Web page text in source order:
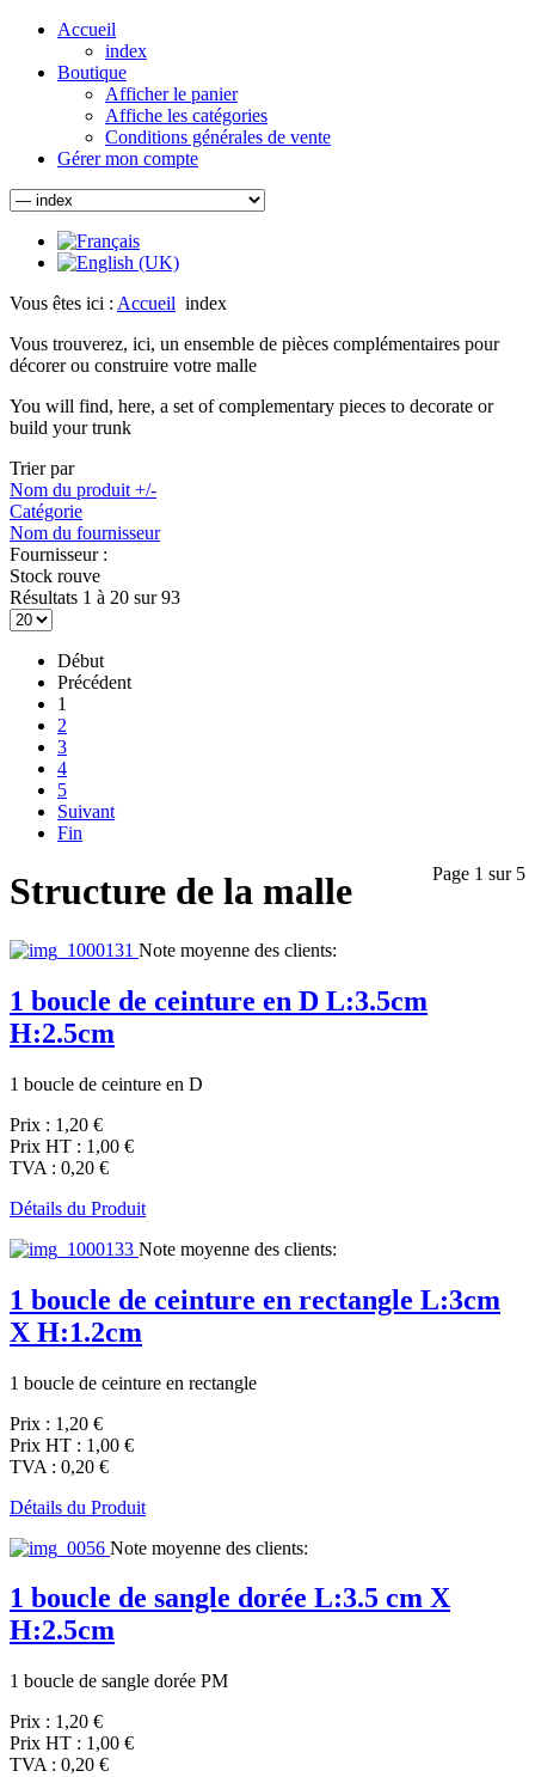
Accueil
index
Boutique
Afficher le panier
Affiche les catégories
Conditions générales de vente
Gérer mon compte
Vous êtes ici : Accueil index
Vous trouverez, ici, un ensemble de pièces complémentaires pour
décorer ou construire votre malle
You will find, here, a set of complementary pieces to decorate or
build your trunk
Trier par
Nom du produit +/-
Catégorie
Nom du fournisseur
Fournisseur :
Stock rouve
Résultats 1 à 20 sur 93
Début
Précédent
1
2
3
4
5
Suivant
Fin
Page 1 sur 5
Structure de la malle
Note moyenne des clients:
1 boucle de ceinture en D L:3.5cm
H:2.5cm
1 boucle de ceinture en D
Prix : 1,20 €
Prix HT : 1,00 €
TVA : 0,20 €
Détails du Produit
Note moyenne des clients:
1 boucle de ceinture en rectangle L:3cm
X H:1.2cm
1 boucle de ceinture en rectangle
Prix : 1,20 €
Prix HT : 1,00 €
TVA : 0,20 €
Détails du Produit
Note moyenne des clients:
1 boucle de sangle dorée L:3.5 cm X
H:2.5cm
1 boucle de sangle dorée PM
Prix : 1,20 €
Prix HT : 1,00 €
TVA : 0,20 €